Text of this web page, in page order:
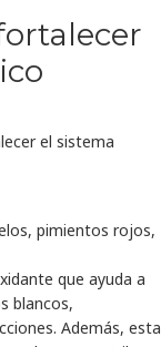
el sistema
pimientos rojos,
que ayuda a
blancos,
Además, esta